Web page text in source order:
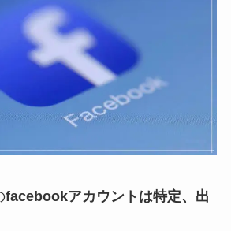
facebookアカウントは特定、出